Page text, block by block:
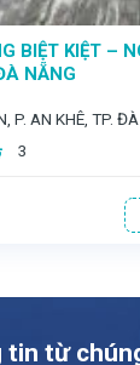
BIỆT KIỆT –
NẴNG
P. AN KHÊ, TP.
3
tin từ